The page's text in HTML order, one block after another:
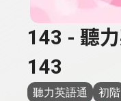
143 - 聽
143
聽力英語通 初階